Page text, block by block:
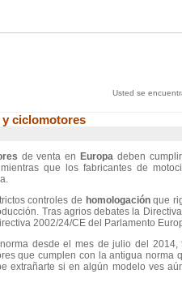
Usted se
y ciclomotores
de venta en Europa deben
que los fabricantes de
controles de homologaciónque
Tras agrios debates la
2002/24/CE del Parlamento
desde el mes de julio del 2014,
que cumplen con la antigua norma
extrañarte si en algún modelo ves